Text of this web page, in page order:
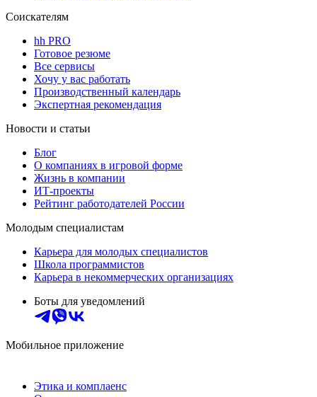
Соискателям
hh PRO
Готовое резюме
Все сервисы
Хочу у вас работать
Производственный календарь
Экспертная рекомендация
Новости и статьи
Блог
О компаниях в игровой форме
Жизнь в компании
ИТ-проекты
Рейтинг работодателей России
Молодым специалистам
Карьера для молодых специалистов
Школа программистов
Карьера в некоммерческих организациях
Боты для уведомлений
Мобильное приложение
Этика и комплаенс